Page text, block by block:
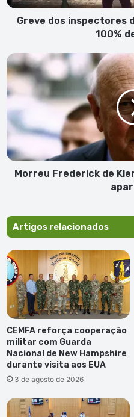
100%
Greve dos inspectores
100%
Morreu
Frederick
Klerk,
o
último
Presidente
do
apartheid
Morreu Frederick de
Artigos relacionados
CEMFA reforça cooperação
militar com Guarda
Nacional de New Hampshire
durante visita aos EUA
3 de agosto de 2026